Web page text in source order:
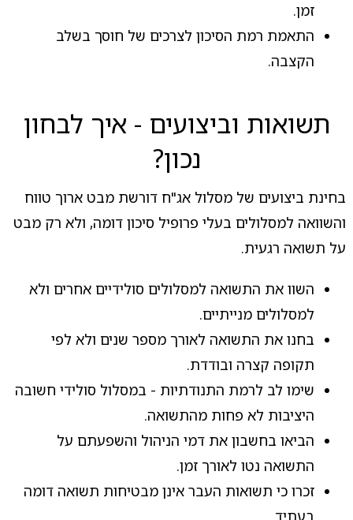
זמן.
התאמת רמת הסיכון לצרכים של חוסך בשלב
הקצבה.
תשואות וביצועים - איך לבחון
נכון?
בחינת ביצועים של מסלול אג"ח דורשת מבט ארוך טווח
והשוואה למסלולים בעלי פרופיל סיכון דומה, ולא רק מבט
על תשואה רגעית.
השוו את התשואה למסלולים סולידיים אחרים ולא
למסלולים מנייתיים.
בחנו את התשואה לאורך מספר שנים ולא לפי
תקופה קצרה ובודדת.
שימו לב לרמת התנודתיות - במסלול סולידי חשובה
היציבות לא פחות מהתשואה.
הביאו בחשבון את דמי הניהול והשפעתם על
התשואה נטו לאורך זמן.
זכרו כי תשואות העבר אינן מבטיחות תשואה דומה
בעתיד.